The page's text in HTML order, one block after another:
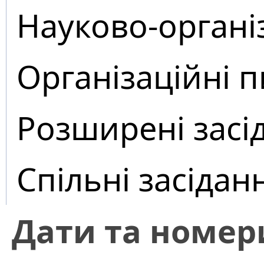
Науково-
Організаційні
Розширені
Спільні
Дати та